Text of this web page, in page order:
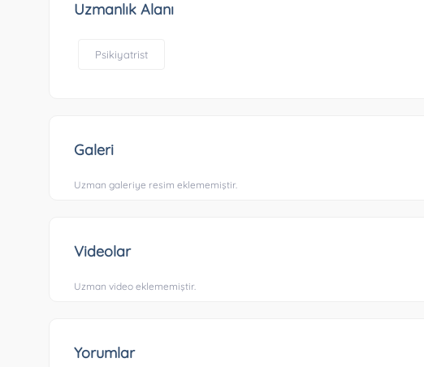
Uzmanlık Alanı
Psikiyatrist
Galeri
Uzman galeriye resim eklememiştir.
Videolar
Uzman video eklememiştir.
Yorumlar